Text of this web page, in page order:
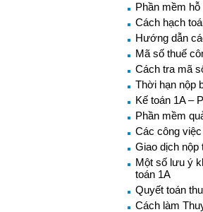
Phần mềm
Cách hạch
Hướng dẫn
Mã số thuế
Cách tra mã
Thời hạn nộp
Kế toán 1A –
Phần mềm
Các công
Giao dịch nộp
Một số lưu ý
toán 1A
Quyết toán
Cách làm